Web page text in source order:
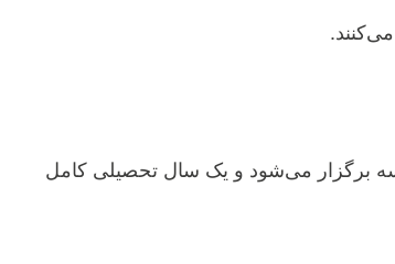
برگزار می‌شود و یک سال تحصیلی کامل